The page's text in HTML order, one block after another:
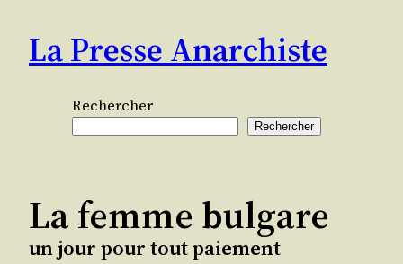
contenu
La Presse Anarchiste
Rechercher
Rechercher
La femme bulgare
un jour pour tout paiement